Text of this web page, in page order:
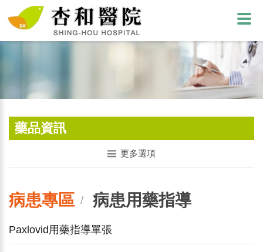
藥品資訊
更多選項
病患專區 / 病患用藥指導
Paxlovid用藥指導單張